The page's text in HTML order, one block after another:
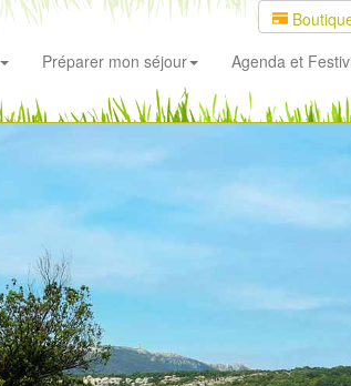
Préparer mon séjour Agenda et